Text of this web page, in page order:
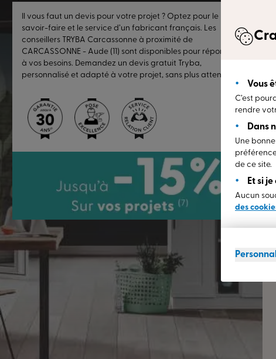
Il vous faut un devis pour votre projet ? Optez pour le
savoir-faire et le service d’un fabricant français. Les
conseillers TRYBA Carcassonne à proximité de
CARCASSONNE - Aude (11) sont disponibles pour répondre
à vos besoins. Demandez un devis gratuit Tryba,
personnalisé et adapté à votre projet, sans plus attendre.
Vous
C’est
rendre
Dans
Une
de ce site.
Et si
Aucun
des